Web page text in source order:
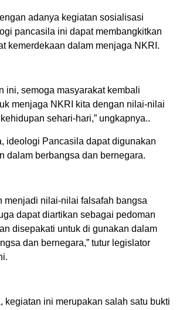
adanya kegiatan sosialisasi
pancasila ini dapat membangkitkan
kemerdekaan dalam menjaga NKRI.
ini, semoga masyarakat kembali
menjaga NKRI kita dengan nilai-nilai
sehari-hari,” ungkapnya..
ideologi Pancasila dapat digunakan
dalam berbangsa dan bernegara.
menjadi nilai-nilai falsafah bangsa
dapat diartikan sebagai pedoman
disepakati untuk di gunakan dalam
dan bernegara,” tutur legislator
kegiatan ini merupakan salah satu bukti